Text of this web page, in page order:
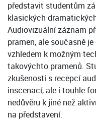
představit studentům
klasických
Audiovizuální záznam
pramen, ale současně
vzhledem k možným
takovýchto pramenů.
zkušenosti s recepcí
inscenací, ale i touhle
nedůvěru k jiné než
na představení.